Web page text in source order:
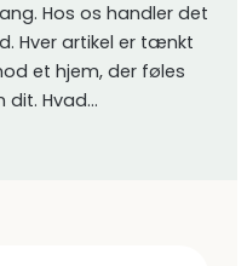
Hos os handler det
Hver artikel er tænkt
et hjem, der føles
dit. Hvad…